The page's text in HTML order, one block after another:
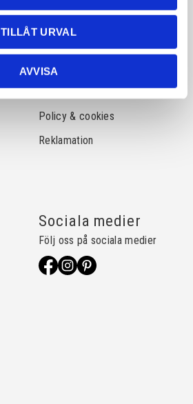
TILLÅT URVAL
AVVISA
Information
Frågor & svar
Köpvillkor
Policy & cookies
Reklamation
Sociala medier
Följ oss på sociala medier